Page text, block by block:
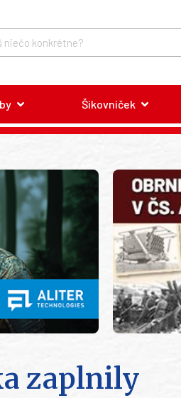
Šikovníček
zaplnily